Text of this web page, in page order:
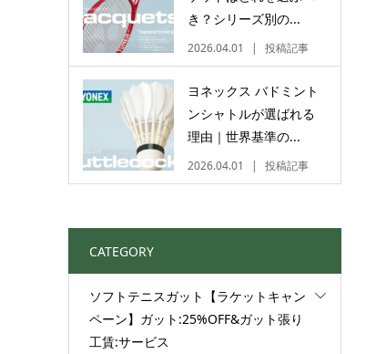
き？シリーズ別の...
2026.04.01 投稿記事
ヨネックス バドミント
ンシャトルが選ばれる
理由｜世界基準の...
2026.04.01 投稿記事
CATEGORY
ソフトテニスガット【ラケットキャン
ペーン】ガット:25%OFF&ガット張り
工賃:サービス